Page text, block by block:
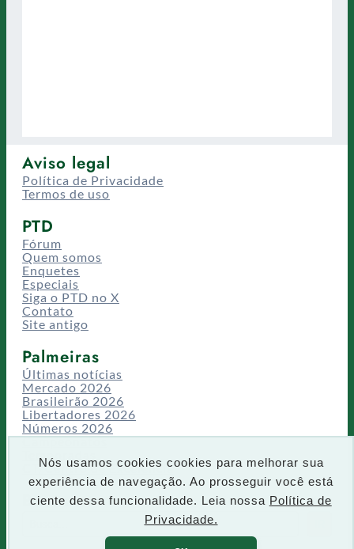
Nós usamos cookies cookies para melhorar sua
experiência de navegação. Ao prosseguir você está
ciente dessa funcionalidade. Leia nossa Política de
Privacidade.
Aviso legal
Política de Privacidade
Termos de uso
PTD
Fórum
Quem somos
Enquetes
Especiais
Siga o PTD no X
Contato
Site antigo
Palmeiras
Últimas notícias
Mercado 2026
Brasileirão 2026
Libertadores 2026
Números 2026
Campeonatos
Temporadas
CT/Centro de Excelência
Busca
P
e